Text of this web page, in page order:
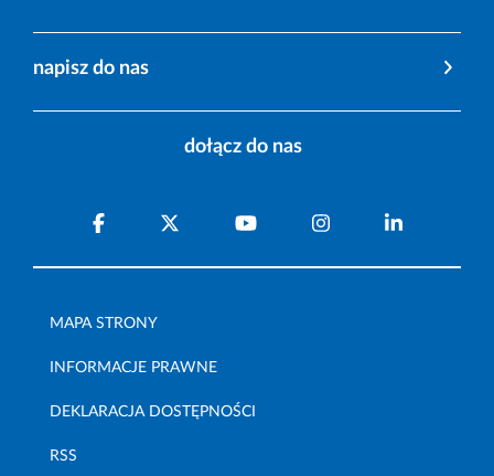
napisz do nas
dołącz do nas
MAPA STRONY
INFORMACJE PRAWNE
DEKLARACJA DOSTĘPNOŚCI
RSS